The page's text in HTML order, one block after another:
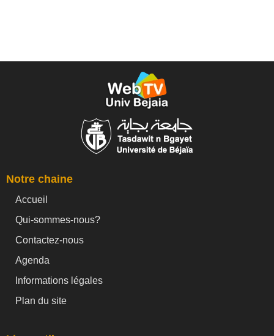
Notre chaine
Accueil
Qui-sommes-nous?
Contactez-nous
Agenda
Informations légales
Plan du site